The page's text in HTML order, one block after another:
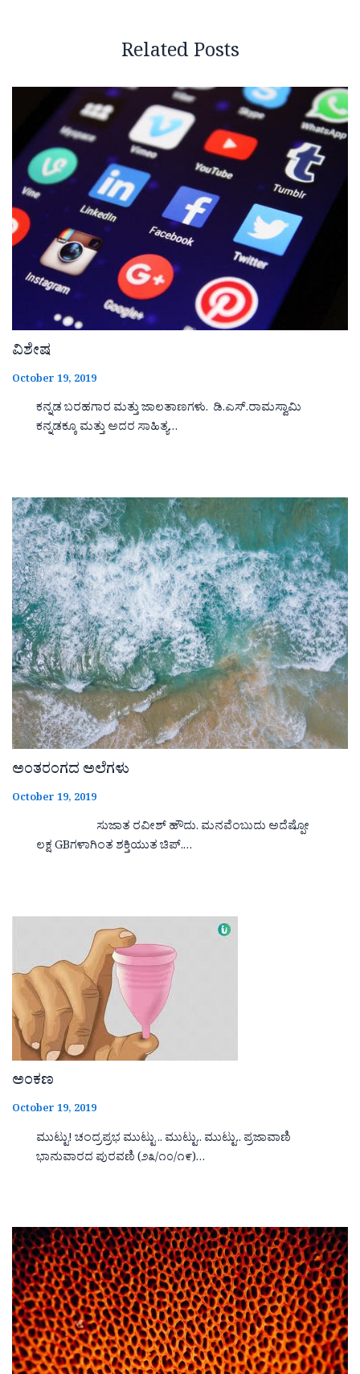
Related Posts
ವಿಶೇಷ
October 19, 2019
ಕನ್ನಡ ಬರಹಗಾರ ಮತ್ತು ಜಾಲತಾಣಗಳು. ಡಿ.ಎಸ್.ರಾಮಸ್ವಾಮಿ
ಕನ್ನಡಕ್ಕೂ ಮತ್ತು ಅದರ ಸಾಹಿತ್ಯ…
ಅಂತರಂಗದ ಅಲೆಗಳು
October 19, 2019
ಸುಜಾತ ರವೀಶ್ ಹೌದು. ಮನವೆಂಬುದು ಅದೆಷ್ಪೋ
ಲಕ್ಷ GBಗಳಾಗಿಂತ ಶಕ್ತಿಯುತ ಚಿಪ್.…
ಅಂಕಣ
October 19, 2019
ಮುಟ್ಟು! ಚಂದ್ರಪ್ರಭ ಮುಟ್ಟು .. ಮುಟ್ಟು.. ಮುಟ್ಟು.. ಪ್ರಜಾವಾಣಿ
ಭಾನುವಾರದ ಪುರವಣಿ (೨೩/೧೦/೧೯)…